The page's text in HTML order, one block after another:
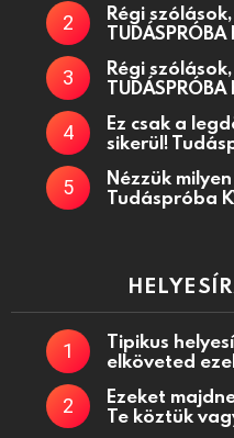
Régi
Régi
TUDÁSPRÓBA
Ez csak a
sikerül!
Nézzük
Tudáspróba
Tipikus
elköveted
Ezeket
Te köztük